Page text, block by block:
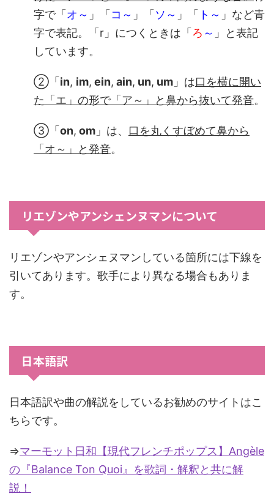
字で「 オ～ 」「 コ～ 」「 ソ～ 」「 ト～ 」など青
字で表記。「r」につくときは「 ろ ～ 」と表記
しています。
②「 in, im, ein, ain, un, um 」は口を横に開い
た「エ」の形で「ア～」と鼻から抜いて発音。
③「 on, om 」は、 口を丸くすぼめて鼻から
「オ～ 」と発音。
リエゾンやアンシェンヌマンについて
リエゾンやアンシェヌマンしている箇所には下線を
引いてあります。歌手により異なる場合もありま
す。
日本語訳
日本語訳や曲の解説をしているお勧めのサイトはこ
ちらです。
⇒マーモット日和【現代フレンチポップス】Angèle
の『Balance Ton Quoi』を歌詞・解釈と共に解
説！